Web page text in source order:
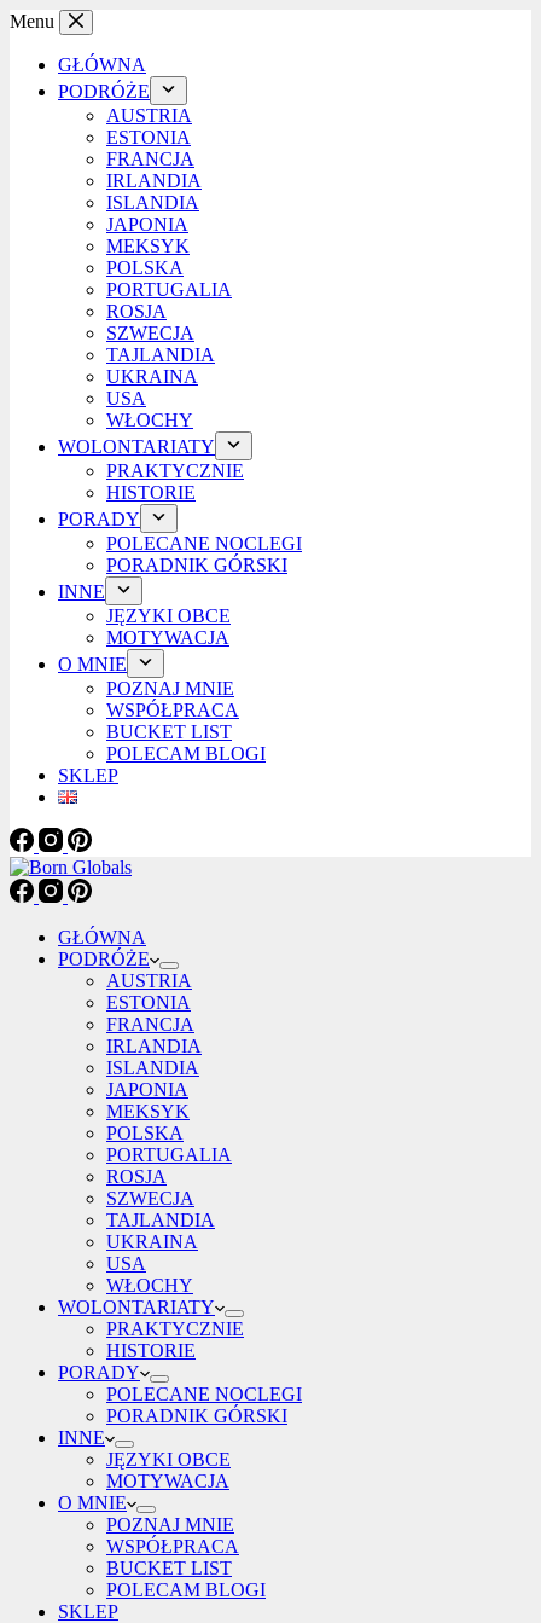
Przejdź
treści
Menu
GŁÓWNA
PODRÓŻE
AUSTRIA
ESTONIA
FRANCJA
IRLANDIA
ISLANDIA
JAPONIA
MEKSYK
POLSKA
PORTUGALIA
ROSJA
SZWECJA
TAJLANDIA
UKRAINA
USA
WŁOCHY
WOLONTARIATY
PRAKTYCZNIE
HISTORIE
PORADY
POLECANE NOCLEGI
PORADNIK GÓRSKI
INNE
JĘZYKI OBCE
MOTYWACJA
O MNIE
POZNAJ MNIE
WSPÓŁPRACA
BUCKET LIST
POLECAM BLOGI
SKLEP
GŁÓWNA
PODRÓŻE
AUSTRIA
ESTONIA
FRANCJA
IRLANDIA
ISLANDIA
JAPONIA
MEKSYK
POLSKA
PORTUGALIA
ROSJA
SZWECJA
TAJLANDIA
UKRAINA
USA
WŁOCHY
WOLONTARIATY
PRAKTYCZNIE
HISTORIE
PORADY
POLECANE NOCLEGI
PORADNIK GÓRSKI
INNE
JĘZYKI OBCE
MOTYWACJA
O MNIE
POZNAJ MNIE
WSPÓŁPRACA
BUCKET LIST
POLECAM BLOGI
SKLEP